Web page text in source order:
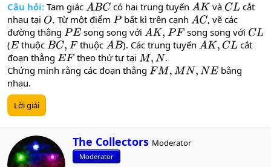
Câu hỏi: Tam giác ABC có hai trung tuyếnAK và CL
cắt
nhau tại O. Từ một điểm P bất kì trên cạnh AC , vẽ các
đường thẳng PE song song với AK, PF song song với CL
(E thuộc BC, F thuộcAB ). Các trung tuyến AK,CL
cắt
đoạn thẳng EF theo thứ tự tại M,N
.
Chứng minh rằng các đoạn thẳng FM,M N,NE
bằng
nhau.
Lời giải
W
r
i
The Collectors Moderator
Moderator